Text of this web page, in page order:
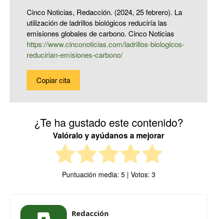
Cinco Noticias, Redacción. (2024, 25 febrero). La
utilización de ladrillos biológicos reduciría las
emisiones globales de carbono. Cinco Noticias
https://www.cinconoticias.com/ladrillos-biologicos-
reducirian-emisiones-carbono/
Copiar cita
¿Te ha gustado este contenido?
Valóralo y ayúdanos a mejorar
Puntuación media: 5| Votos: 3
Redacción